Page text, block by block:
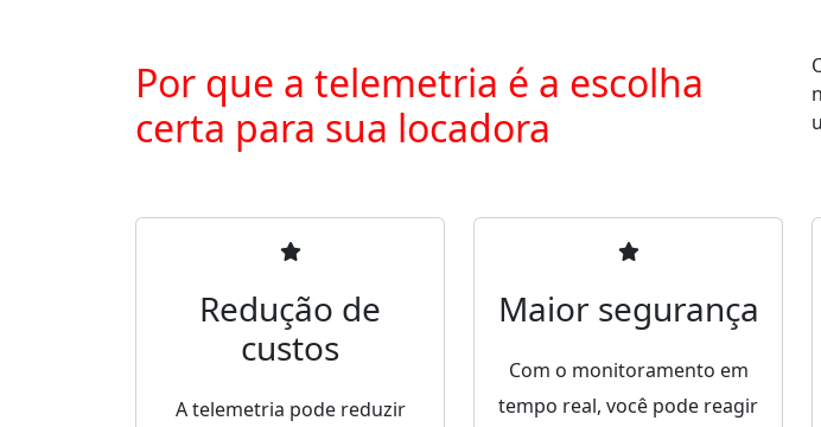
Por que a telemetria é a escolha
certa para sua locadora
Redução de
custos
A telemetria pode reduzir
Maior segurança
Com o monitoramento em
tempo real, você pode reagir